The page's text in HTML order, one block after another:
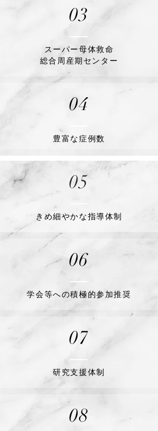
03
スーパー母体救命
​総合周産期センター
04
豊富な症例数
05
​きめ細やかな指導体制
06
​学会等への積極的参加推奨
07
​研究支援体制
08